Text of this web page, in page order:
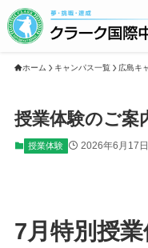
ホーム キャンパス一覧 広島キ
授業体験のご案
授業体験 2026年6月17日
7月特別授業